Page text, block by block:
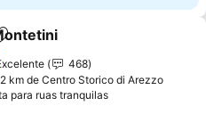
aos favoritos
468
km de Centro Storico di Arezzo
para ruas tranquilas